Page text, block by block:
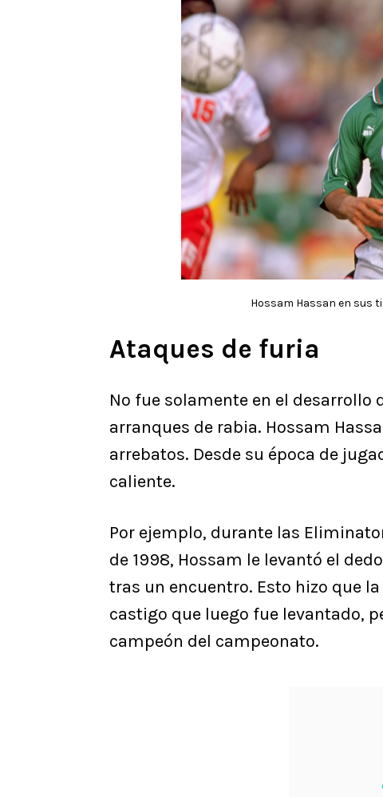
Hossam Hassan en sus
Ataques de furia
No fue solamente en el desarrollo
arranques de rabia. Hossam
arrebatos. Desde su época de
caliente.
Por ejemplo, durante las
de 1998, Hossam le levantó el
tras un encuentro. Esto hizo que
castigo que luego fue levantado,
campeón del campeonato.